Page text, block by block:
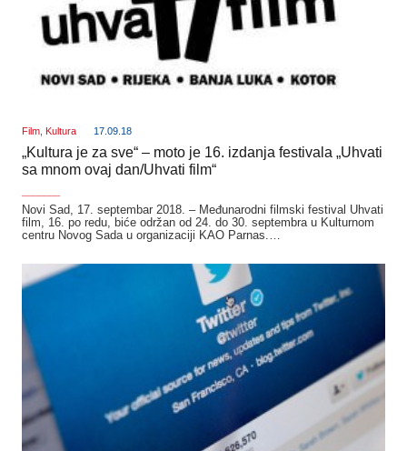
Film Kultura 17.09.18
„Kultura je za sve“ – moto je 16. izdanja festivala „Uhvati
sa mnom ovaj dan/Uhvati film“
Novi Sad, 17. septembar 2018. – Međunarodni filmski festival Uhvati
film, 16. po redu, biće održan od 24. do 30. septembra u Kulturnom
centru Novog Sada u organizaciji KAO Parnas.…